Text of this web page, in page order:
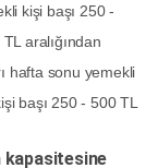
kişi başı 250 -
aralığından
hafta sonu yemekli
başı 250 - 500 TL
kapasitesine